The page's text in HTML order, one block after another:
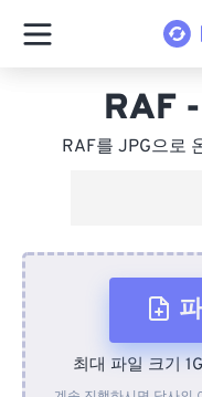
RAF
RAF를 JPG으로
장
최대 파일 크기